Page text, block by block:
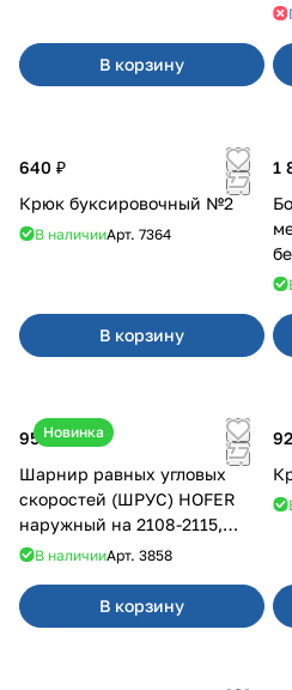
В корзину
640 ₽
Крюк буксировочный №2
В наличииАрт. 7364
В корзину
1
Новинка
950 ₽
Шарнир равных угловых
скоростей (ШРУС) HOFER
наружный на 2108-2115,
2110-2112
В наличииАрт. 3858
В корзину